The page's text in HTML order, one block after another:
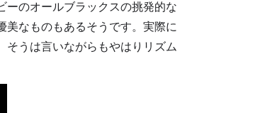
ーのオールブラックスの挑発的な
美なものもあるそうです。実際に
そうは言いながらもやはりリズム